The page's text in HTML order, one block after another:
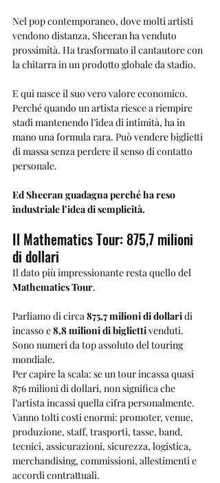
Nel pop contemporaneo, dove molti artisti
vendono distanza, Sheeran ha venduto
prossimità. Ha trasformato il cantautore con
la chitarra in un prodotto globale da stadio.
E qui nasce il suo vero valore economico.
Perché quando un artista riesce a riempire
stadi mantenendo l’idea di intimità, ha in
mano una formula rara. Può vendere biglietti
di massa senza perdere il senso di contatto
personale.
Ed Sheeran guadagna perché ha reso
industriale l’idea di semplicità.
Il Mathematics Tour: 875,7 milioni
di dollari
Il dato più impressionante resta quello del
Mathematics Tour.
Parliamo di circa 875,7 milioni di dollari di
incasso e 8,8 milioni di biglietti venduti.
Sono numeri da top assoluto del touring
mondiale.
Per capire la scala: se un tour incassa quasi
876 milioni di dollari, non significa che
l’artista incassi quella cifra personalmente.
Vanno tolti costi enormi: promoter, venue,
produzione, staff, trasporti, tasse, band,
tecnici, assicurazioni, sicurezza, logistica,
merchandising, commissioni, allestimenti e
accordi contrattuali.